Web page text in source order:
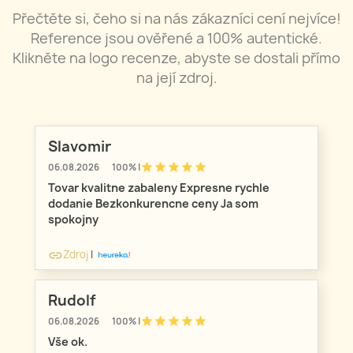
Přečtěte si, čeho si na nás zákazníci cení nejvíce!
Reference jsou ověřené a 100% autentické.
Klikněte na logo recenze, abyste se dostali přímo
na její zdroj.
Slavomir
06.08.2026 100% |starstarstarstarstar
Tovar kvalitne zabaleny Expresne rychle
dodanie Bezkonkurencne ceny Ja som
spokojny
linkZdroj |
Rudolf
06.08.2026 100% |starstarstarstarstar
Vše ok.